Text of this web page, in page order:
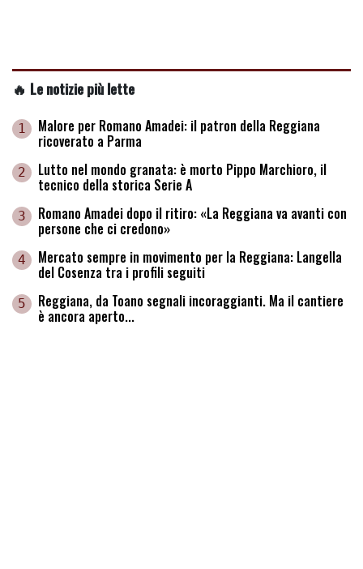
🔥 Le notizie più lette
1 Malore per Romano Amadei: il patron della Reggiana
ricoverato a Parma
2 Lutto nel mondo granata: è morto Pippo Marchioro, il
tecnico della storica Serie A
3 Romano Amadei dopo il ritiro: «La Reggiana va avanti con
persone che ci credono»
4 Mercato sempre in movimento per la Reggiana: Langella
del Cosenza tra i profili seguiti
5 Reggiana, da Toano segnali incoraggianti. Ma il cantiere
è ancora aperto...